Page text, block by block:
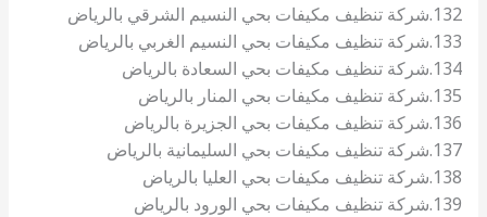
132.شركة تنظيف مكيفات بحي النسيم الشرقي بالرياض
133.شركة تنظيف مكيفات بحي النسيم الغربي بالرياض
134.شركة تنظيف مكيفات بحي السعادة بالرياض
135.شركة تنظيف مكيفات بحي المنار بالرياض
136.شركة تنظيف مكيفات بحي الجزيرة بالرياض
137.شركة تنظيف مكيفات بحي السليمانية بالرياض
138.شركة تنظيف مكيفات بحي العليا بالرياض
139.شركة تنظيف مكيفات بحي الورود بالرياض